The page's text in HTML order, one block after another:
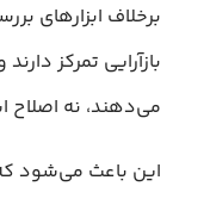
برخلاف ابزارهای
بازآرایی تمرکز
می‌دهند، نه اصلاح
این باعث می‌شود